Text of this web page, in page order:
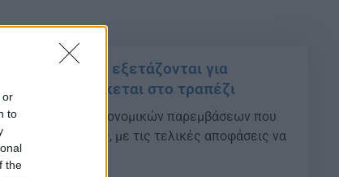
or
to
the
σενάρια που εξετάζονται για
– Τι βρίσκεται στο τραπέζι
πακέτο οικονομικών παρεμβάσεων που
εργαζομένους, με τις τελικές αποφάσεις να